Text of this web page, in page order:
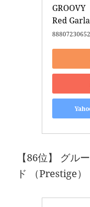
GROOVY
Red
【86位】 グル
ド （Prestige）